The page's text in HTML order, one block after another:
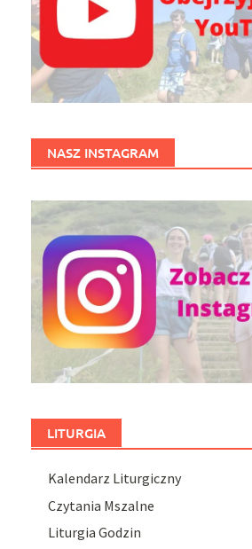
NASZ INSTAGRAM
LITURGIA
Kalendarz Liturgiczny
Czytania Mszalne
Liturgia Godzin